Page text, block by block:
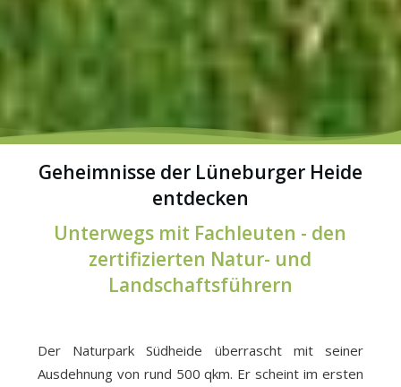
Geheimnisse der Lüneburger Heide
entdecken
Unterwegs mit Fachleuten - den
zertifizierten Natur- und
Landschaftsführern
Der Naturpark Südheide überrascht mit seiner
Ausdehnung von rund 500 qkm. Er scheint im ersten